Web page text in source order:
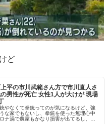
ど
平の市川武範さん方で市川直人さ
男性が死亡 女性1人が大けが 現場
やなくて拳銃ってのが気になるけど、強
な家でもないし、拳銃を使った無理心中
ナ渦で農家もかなり損害が出てるし、そ